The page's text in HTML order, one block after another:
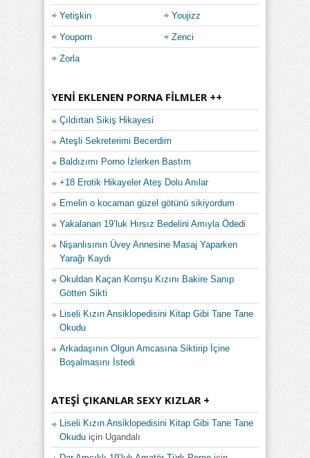
Yetişkin Youjizz
Youporn Zenci
Zorla
YENI EKLENEN PORNA FILMLER ++
Çıldırtan Sikiş Hikayesi
Ateşli Sekreterimi Becerdim
Baldızımı Porno İzlerken Bastım
+18 Erotik Hikayeler Ateş Dolu Anılar
Emelin o kocaman güzel götünü sikiyordum
Yakalanan 19’luk Hırsız Bedelini Amıyla Ödedi
Nişanlısının Üvey Annesine Masaj Yaparken
Yarağı Kaydı
Okuldan Kaçan Komşu Kızını Bakire Sanıp
Götten Sikti
Liseli Kızın Ansiklopedisini Kitap Gibi Tane Tane
Okudu
Arkadaşının Olgun Amcasına Siktirip İçine
Boşalmasını İstedi
ATEŞI ÇIKANLAR SEXY KIZLAR +
Liseli Kızın Ansiklopedisini Kitap Gibi Tane Tane
Okudu için Ugandalı